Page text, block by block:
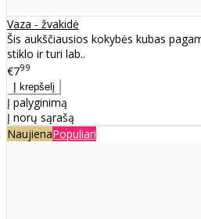
Vaza - žvakidė
Šis aukščiausios kokybės kubas
stiklo ir turi lab..
€799
Į palyginimą
Į norų sąrašą
NaujienaPopuliari